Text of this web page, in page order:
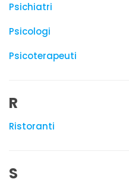
Psichiatri
Psicologi
Psicoterapeuti
R
Ristoranti
S